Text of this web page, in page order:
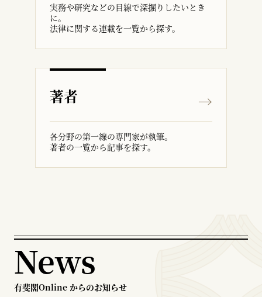
実務や研究などの目線で深掘りしたいとき
に。
法律に関する連載を一覧から探す。
著者
各分野の第一線の専門家が執筆。
著者の一覧から記事を探す。
News
有斐閣Online からのお知らせ